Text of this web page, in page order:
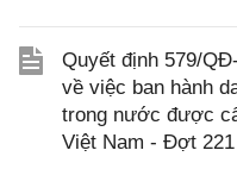
Quyết định 579/
về việc ban hành
trong nước được
Việt Nam - Đợt